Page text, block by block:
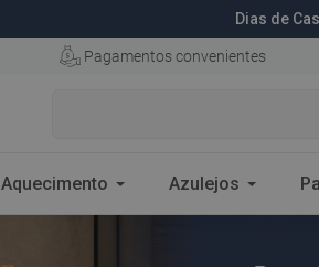
Dias de
Pagamentos convenientes
Aquecimento Azulejos